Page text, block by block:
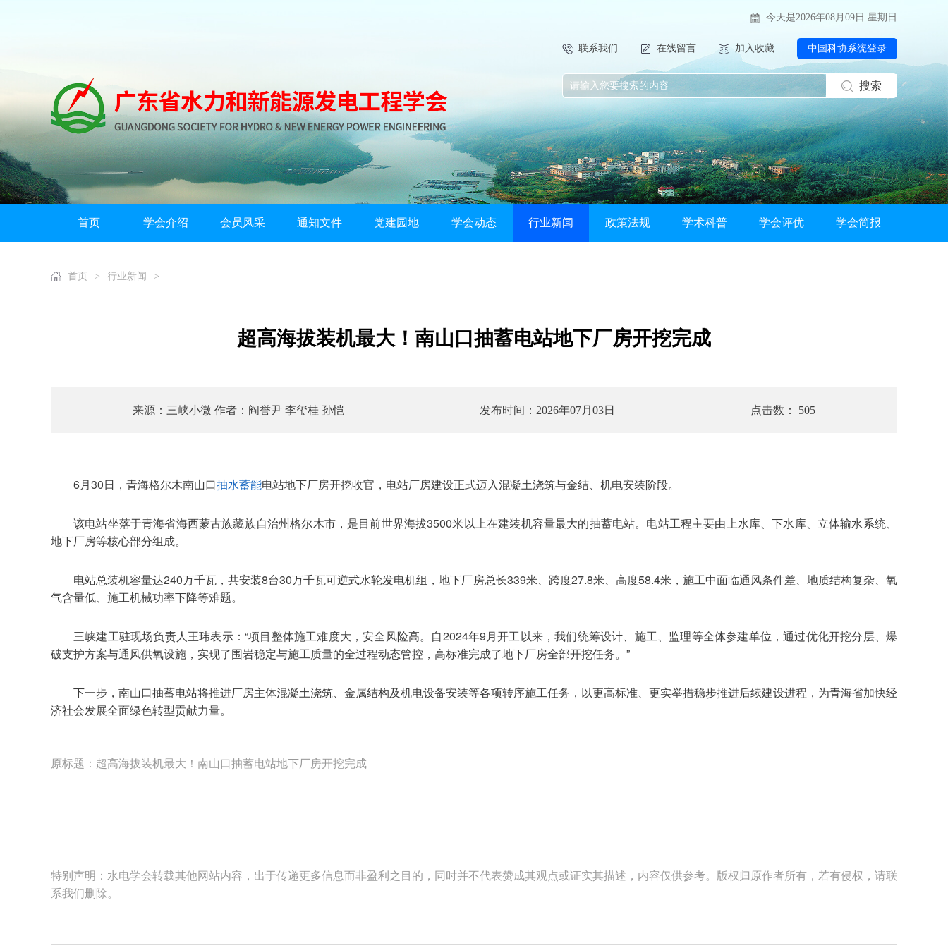
今天是2026年08月09日 星期日
联系我们 在线留言 加入收藏 中国科协系统登录
搜索
首页 学会介绍 会员风采 通知文件 党建园地 学会动态 行业新闻 政策法规 学术科普 学会评优 学会简报
首页 > 行业新闻 >
超高海拔装机最大！南山口抽蓄电站地下厂房开挖完成
来源：三峡小微 作者：阎誉尹 李玺桂 孙恺 发布时间：2026年07月03日 点击数： 505
6月30日，青海格尔木南山口抽水蓄能电站地下厂房开挖收官，电站厂房建设正式迈入混凝土浇筑与金结、机电安装阶段。
该电站坐落于青海省海西蒙古族藏族自治州格尔木市，是目前世界海拔3500米以上在建装机容量最大的抽蓄电站。电站工程主要由上水库、下水库、立体输水系统、
地下厂房等核心部分组成。
电站总装机容量达240万千瓦，共安装8台30万千瓦可逆式水轮发电机组，地下厂房总长339米、跨度27.8米、高度58.4米，施工中面临通风条件差、地质结构复杂、氧
气含量低、施工机械功率下降等难题。
三峡建工驻现场负责人王玮表示：“项目整体施工难度大，安全风险高。自2024年9月开工以来，我们统筹设计、施工、监理等全体参建单位，通过优化开挖分层、爆
破支护方案与通风供氧设施，实现了围岩稳定与施工质量的全过程动态管控，高标准完成了地下厂房全部开挖任务。”
下一步，南山口抽蓄电站将推进厂房主体混凝土浇筑、金属结构及机电设备安装等各项转序施工任务，以更高标准、更实举措稳步推进后续建设进程，为青海省加快经
济社会发展全面绿色转型贡献力量。
原标题：超高海拔装机最大！南山口抽蓄电站地下厂房开挖完成
特别声明：水电学会转载其他网站内容，出于传递更多信息而非盈利之目的，同时并不代表赞成其观点或证实其描述，内容仅供参考。版权归原作者所有，若有侵权，请联
系我们删除。